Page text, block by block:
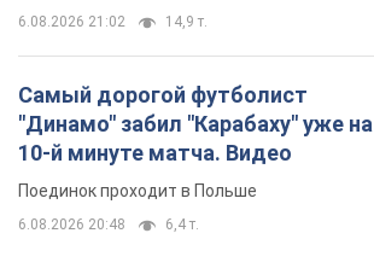
6.08.2026 21:02 14,9 т.
Самый дорогой футболист
"Динамо" забил "Карабаху" уже на
10-й минуте матча. Видео
Поединок проходит в Польше
6.08.2026 20:48 6,4 т.